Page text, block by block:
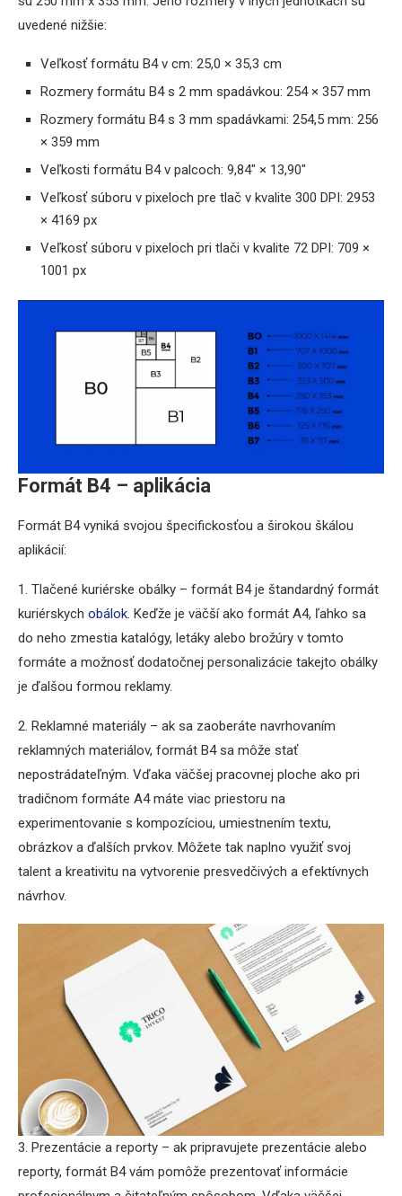
uvedené nižšie:
Veľkosť formátu B4 v cm: 25,0 × 35,3 cm
Rozmery formátu B4 s 2 mm spadávkou: 254 × 357 mm
Rozmery formátu B4 s 3 mm spadávkami: 254,5 mm: 256
× 359 mm
Veľkosti formátu B4 v palcoch: 9,84″ × 13,90″
Veľkosť súboru v pixeloch pre tlač v kvalite 300 DPI: 2953
× 4169 px
Veľkosť súboru v pixeloch pri tlači v kvalite 72 DPI: 709 ×
1001 px
Formát B4 – aplikácia
Formát B4 vyniká svojou špecifickosťou a širokou škálou
aplikácií:
1. Tlačené kuriérske obálky – formát B4 je štandardný formát
kuriérskych obálok. Keďže je väčší ako formát A4, ľahko sa
do neho zmestia katalógy, letáky alebo brožúry v tomto
formáte a možnosť dodatočnej personalizácie takejto obálky
je ďalšou formou reklamy.
2. Reklamné materiály – ak sa zaoberáte navrhovaním
reklamných materiálov, formát B4 sa môže stať
nepostrádateľným. Vďaka väčšej pracovnej ploche ako pri
tradičnom formáte A4 máte viac priestoru na
experimentovanie s kompozíciou, umiestnením textu,
obrázkov a ďalších prvkov. Môžete tak naplno využiť svoj
talent a kreativitu na vytvorenie presvedčivých a efektívnych
návrhov.
3. Prezentácie a reporty – ak pripravujete prezentácie alebo
reporty, formát B4 vám pomôže prezentovať informácie